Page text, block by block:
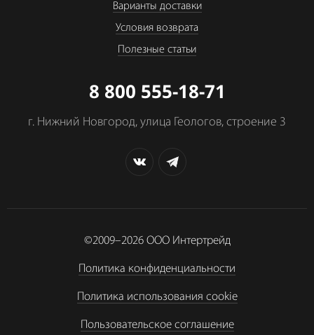
Варианты доставки
Условия возврата
Полезные статьи
8 800 555-18-71
г. Нижний Новгород, улица Геологов, строение 3
©2009–2026 ООО Интертрейд
Политика конфиденциальности
Политика использования cookie
Пользовательское соглашение